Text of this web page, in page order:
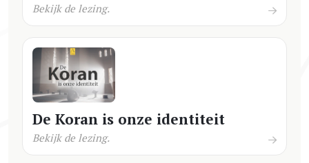
Bekijk de lezing.
De Koran is onze identiteit
Bekijk de lezing.